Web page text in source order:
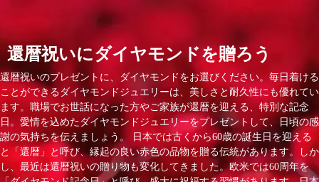
還暦祝いにダイヤモンドを贈ろう
還暦祝いのプレゼントに、ダイヤモンドをお選びください。毎日着ける
ことができるダイヤモンドジュエリーは、美しさと耐久性にも優れてい
ます。職場でお世話になった方やご家族が還暦を迎える、特別な記念
日。愛情を込めたダイヤモンドジュエリーをプレゼントして、日頃の感
謝の気持ちを伝えましょう。 日本では古くから60歳の誕生日を迎える
と「還暦」と呼び、縁起の良い赤色の品物を贈る伝統があります。しか
し、最近は還暦祝いの贈り物も変化してきました。欧米では60周年を